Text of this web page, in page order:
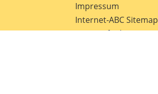
Impressum
Internet-ABC Sitemap
Barrierefreiheit